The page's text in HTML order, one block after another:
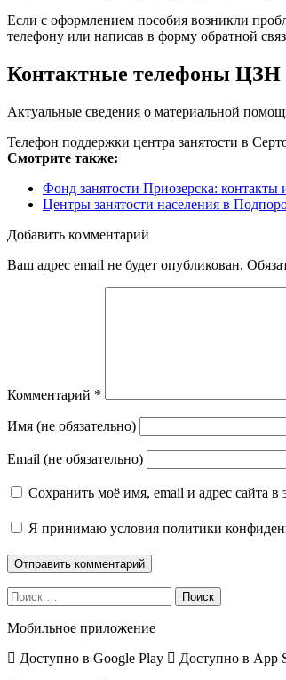
Если с оформлением пособия возникли
телефону или написав в форму обратной
Контактные телефоны ЦЗН
Актуальные сведения о материальной
Телефон поддержки центра занятости в
Смотрите также:
Фонд занятости Приозерска: контакты
Центры занятости населения в
Добавить комментарий
Ваш адрес email не будет опубликован.
Комментарий *
Имя (не обязательно)
Email (не обязательно)
Сохранить моё имя, email и адрес сайта
Я принимаю условия политики
Поиск
Мобильное приложение
Доступно в Google Play Доступно в App